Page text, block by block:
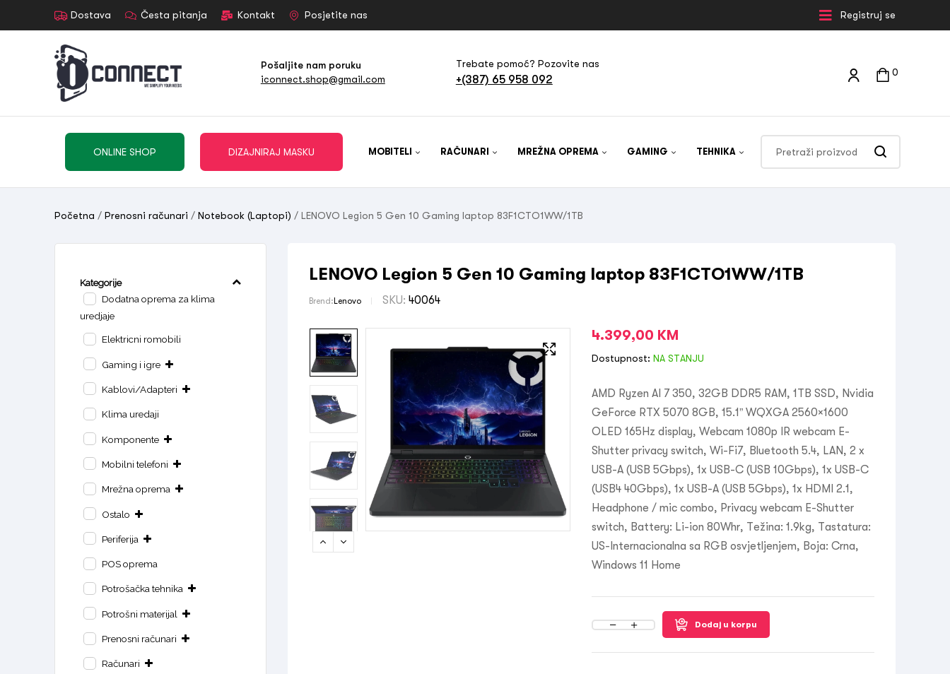
Dostava Česta pitanja Kontakt Posjetite nas Registruj se
Pošaljite nam poruku
iconnect.shop@gmail.com
Trebate pomoć? Pozovite nas
+(387) 65 958 092
0
ONLINE SHOP DIZAJNIRAJ MASKU MOBITELI RAČUNARI MREŽNA OPREMA GAMING TEHNIKA
Početna / Prenosni računari / Notebook (Laptopi) / LENOVO Legion 5 Gen 10 Gaming laptop 83F1CTO1WW/1TB
LENOVO Legion 5 Gen 10 Gaming laptop 83F1CTO1WW/1TB
Brend: Lenovo SKU: 40064
4.399,00 KM
Dostupnost: NA STANJU
AMD Ryzen AI 7 350, 32GB DDR5 RAM, 1TB SSD, Nvidia
GeForce RTX 5070 8GB, 15.1” WQXGA 2560×1600
OLED 165Hz display, Webcam 1080p IR webcam E-
Shutter privacy switch, Wi-Fi7, Bluetooth 5.4, LAN, 2 x
USB-A (USB 5Gbps), 1x USB-C (USB 10Gbps), 1x USB-C
(USB4 40Gbps), 1x USB-A (USB 5Gbps), 1x HDMI 2.1,
Headphone / mic combo, Privacy webcam E-Shutter
switch, Battery: Li-ion 80Whr, Težina: 1.9kg, Tastatura:
US-Internacionalna sa RGB osvjetljenjem, Boja: Crna,
Windows 11 Home
Dodaj u korpu
Kategorije
Dodatna oprema za klima
uredjaje
Elektricni romobili
Gaming i igre
Kablovi/Adapteri
Klima uredaji
Komponente
Mobilni telefoni
Mrežna oprema
Ostalo
Periferija
POS oprema
Potrošačka tehnika
Potrošni materijal
Prenosni računari
Računari